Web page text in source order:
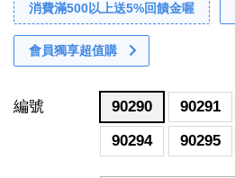
消費滿500以上送5%回饋金喔
會員獨享超值購
編號 90290 90291
90294
90295